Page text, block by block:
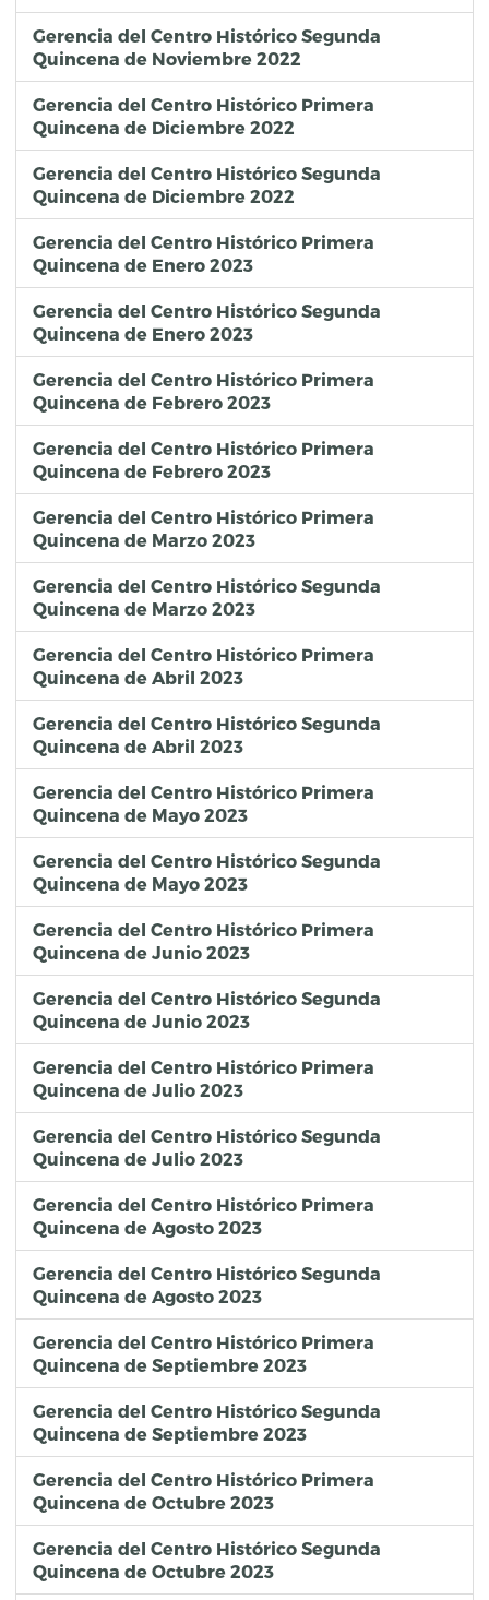
Gerencia del Centro Histórico Segunda
Quincena de Noviembre 2022
Gerencia del Centro Histórico Primera
Quincena de Diciembre 2022
Gerencia del Centro Histórico Segunda
Quincena de Diciembre 2022
Gerencia del Centro Histórico Primera
Quincena de Enero 2023
Gerencia del Centro Histórico Segunda
Quincena de Enero 2023
Gerencia del Centro Histórico Primera
Quincena de Febrero 2023
Gerencia del Centro Histórico Primera
Quincena de Febrero 2023
Gerencia del Centro Histórico Primera
Quincena de Marzo 2023
Gerencia del Centro Histórico Segunda
Quincena de Marzo 2023
Gerencia del Centro Histórico Primera
Quincena de Abril 2023
Gerencia del Centro Histórico Segunda
Quincena de Abril 2023
Gerencia del Centro Histórico Primera
Quincena de Mayo 2023
Gerencia del Centro Histórico Segunda
Quincena de Mayo 2023
Gerencia del Centro Histórico Primera
Quincena de Junio 2023
Gerencia del Centro Histórico Segunda
Quincena de Junio 2023
Gerencia del Centro Histórico Primera
Quincena de Julio 2023
Gerencia del Centro Histórico Segunda
Quincena de Julio 2023
Gerencia del Centro Histórico Primera
Quincena de Agosto 2023
Gerencia del Centro Histórico Segunda
Quincena de Agosto 2023
Gerencia del Centro Histórico Primera
Quincena de Septiembre 2023
Gerencia del Centro Histórico Segunda
Quincena de Septiembre 2023
Gerencia del Centro Histórico Primera
Quincena de Octubre 2023
Gerencia del Centro Histórico Segunda
Quincena de Octubre 2023